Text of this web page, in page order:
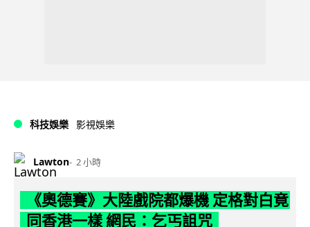
科技娛樂 影視娛樂
Lawton 2 小時
《奧德賽》大陸戲院都爆機 定格對白竟
同香港一樣 網民：乞丐詛咒